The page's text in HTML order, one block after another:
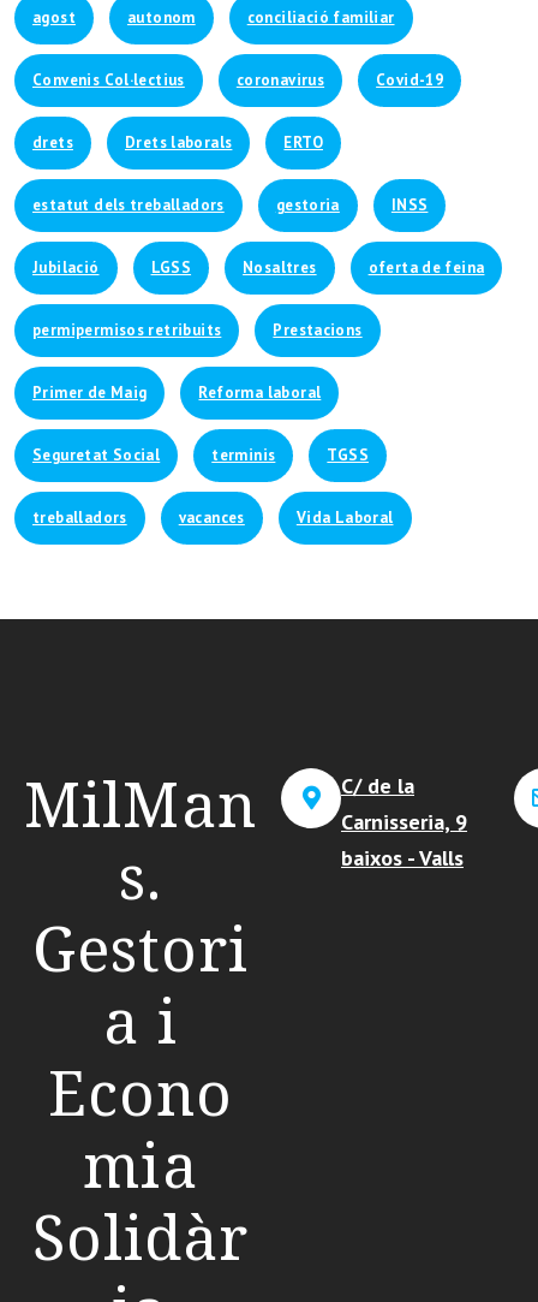
agost autonom conciliació familiar
Convenis Col·lectius coronavirus Covid-19
drets Drets laborals ERTO
estatut dels treballadors gestoria INSS
Jubilació LGSS Nosaltres oferta de feina
permipermisos retribuits Prestacions
Primer de Maig Reforma laboral
Seguretat Social terminis TGSS
treballadors vacances Vida Laboral
MilMan
s.
Gestori
a i
Econo
mia
Solidàr
C/ de la
Carnisseria, 9
baixos - Valls